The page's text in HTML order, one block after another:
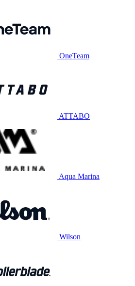
OneTeam
ATTABO
Aqua Marina
Wilson